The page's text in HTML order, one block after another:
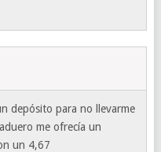
depósito para no llevarme
me ofrecía un
un 4,67